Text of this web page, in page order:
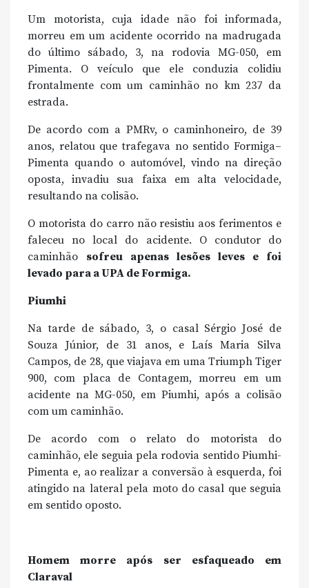
Um motorista, cuja idade não foi informada,
morreu em um acidente ocorrido na madrugada
do último sábado, 3, na rodovia MG-050, em
Pimenta. O veículo que ele conduzia colidiu
frontalmente com um caminhão no km 237 da
estrada.
De acordo com a PMRv, o caminhoneiro, de 39
anos, relatou que trafegava no sentido Formiga–
Pimenta quando o automóvel, vindo na direção
oposta, invadiu sua faixa em alta velocidade,
resultando na colisão.
O motorista do carro não resistiu aos ferimentos e
faleceu no local do acidente. O condutor do
caminhão sofreu apenas lesões leves e foi
levado para a UPA de Formiga.
Piumhi
Na tarde de sábado, 3, o casal Sérgio José de
Souza Júnior, de 31 anos, e Laís Maria Silva
Campos, de 28, que viajava em uma Triumph Tiger
900, com placa de Contagem, morreu em um
acidente na MG-050, em Piumhi, após a colisão
com um caminhão.
De acordo com o relato do motorista do
caminhão, ele seguia pela rodovia sentido Piumhi-
Pimenta e, ao realizar a conversão à esquerda, foi
atingido na lateral pela moto do casal que seguia
em sentido oposto.
Homem morre após ser esfaqueado em
Claraval